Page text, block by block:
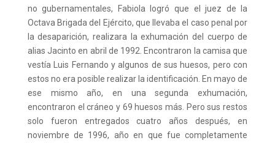
no gubernamentales, Fabiola logró que el juez de la
Octava Brigada del Ejército, que llevaba el caso penal por
la desaparición, realizara la exhumación del cuerpo de
alias Jacinto en abril de 1992. Encontraron la camisa que
vestía Luis Fernando y algunos de sus huesos, pero con
estos no era posible realizar la identificación. En mayo de
ese mismo año, en una segunda exhumación,
encontraron el cráneo y 69 huesos más. Pero sus restos
solo fueron entregados cuatro años después, en
noviembre de 1996, año en que fue completamente